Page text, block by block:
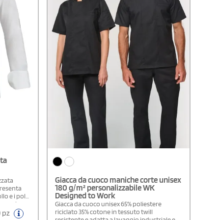
e i polsi
si
pz
Giacca da cuoco maniche corte unisex
180 g/m² personalizzabile WK
Designed to Work
Giacca da cuoco unisex 65% poliestere
riciclato 35% cotone in tessuto twill